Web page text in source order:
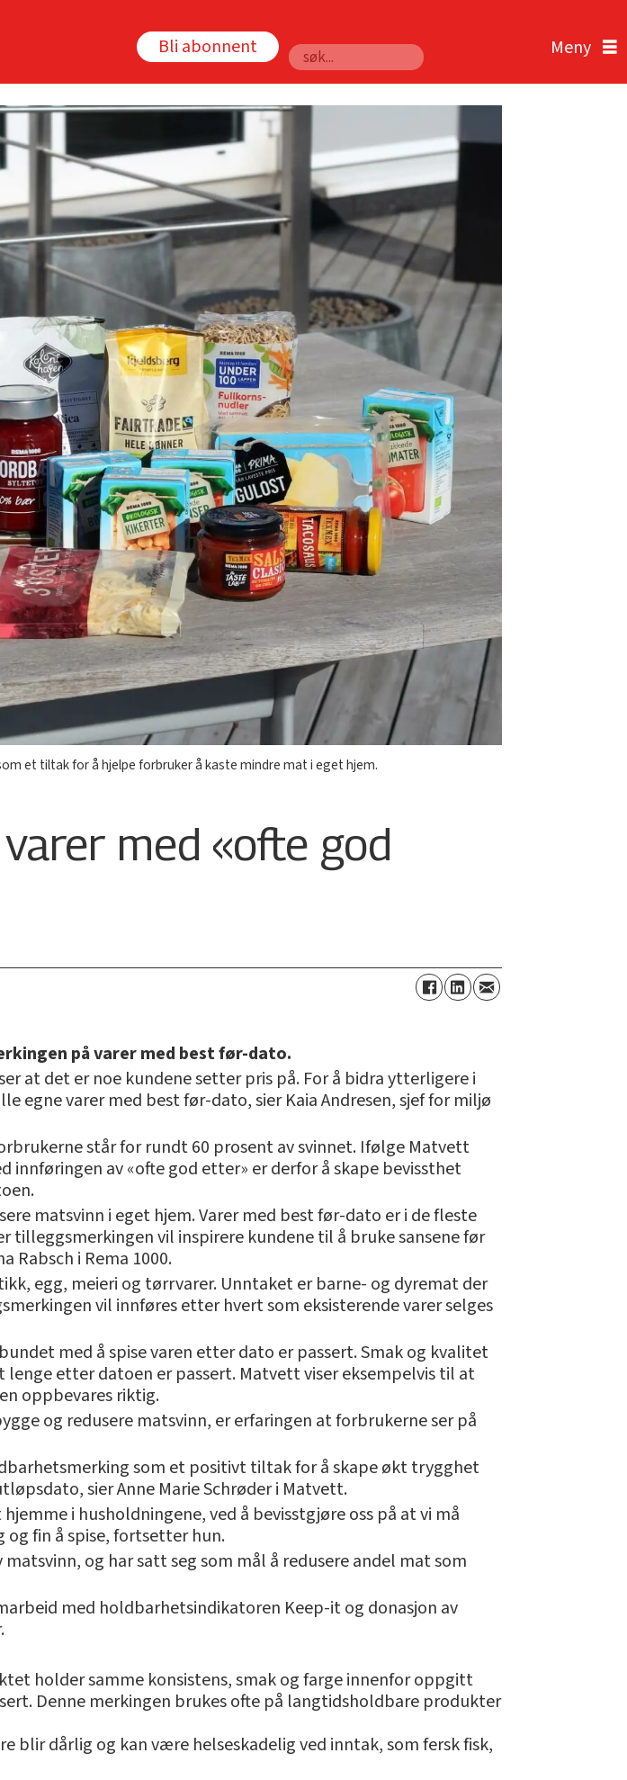
Bli abonnent
Søk
et tiltak for å hjelpe forbruker å kaste mindre mat i eget hjem.
med «ofte god
på varer med best før-dato.
at det er noe kundene setter pris på. For å bidra ytterligere i
egne varer med best før-dato, sier Kaia Andresen, sjef for miljø
står for rundt 60 prosent av svinnet. Ifølge Matvett
av «ofte god etter» er derfor å skape bevissthet
matsvinn i eget hjem. Varer med best før-dato er i de fleste
vil inspirere kundene til å bruke sansene før
Rabsch i Rema 1000.
egg, meieri og tørrvarer. Unntaket er barne- og dyremat der
vil innføres etter hvert som eksisterende varer selges
med å spise varen etter dato er passert. Smak og kvalitet
etter datoen er passert. Matvett viser eksempelvis til at
oppbevares riktig.
og redusere matsvinn, er erfaringen at forbrukerne ser på
som et positivt tiltak for å skape økt trygghet
sier Anne Marie Schrøder i Matvett.
i husholdningene, ved å bevisstgjøre oss på at vi må
fin å spise, fortsetter hun.
og har satt seg som mål å redusere andel mat som
med holdbarhetsindikatoren Keep-it og donasjon av
holder samme konsistens, smak og farge innenfor oppgitt
Denne merkingen brukes ofte på langtidsholdbare produkter
blir dårlig og kan være helseskadelig ved inntak, som fersk fisk,